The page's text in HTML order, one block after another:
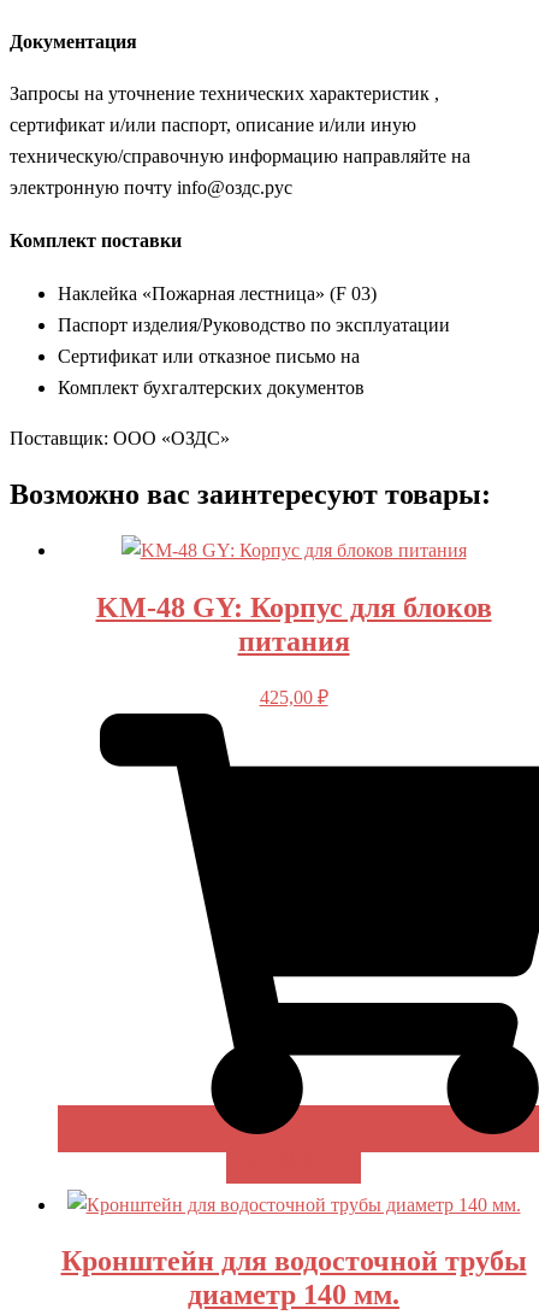
Документация
Запросы на уточнение технических характеристик ,
сертификат и/или паспорт, описание и/или иную
техническую/справочную информацию направляйте на
электронную почту info@оздс.рус
Комплект поставки
Наклейка «Пожарная лестница» (F 03)
Паспорт изделия/Руководство по эксплуатации
Сертификат или отказное письмо на
Комплект бухгалтерских документов
Поставщик: ООО «ОЗДС»
Возможно вас заинтересуют товары:
KM-48 GY: Корпус для блоков
питания
425,00 ₽
Кронштейн для водосточной трубы
диаметр 140 мм.